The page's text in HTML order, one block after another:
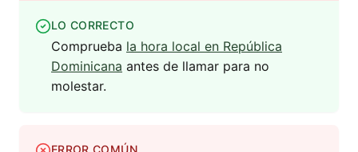
LO CORRECTO
Comprueba la hora local en República
Dominicana antes de llamar para no
molestar.
ERROR COMÚN